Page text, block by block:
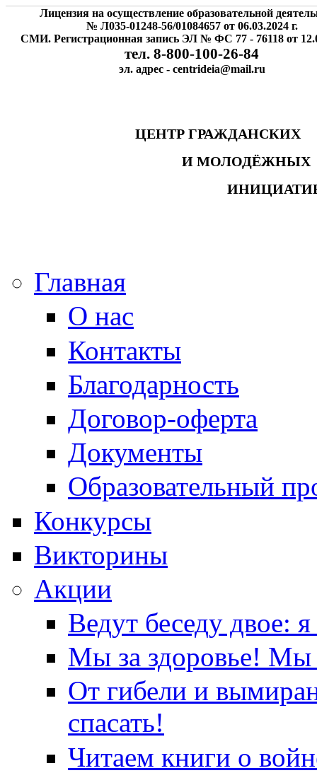
Лицензия на осуществление образовательной
№ Л035-01248-56/01084657 от 06.03.2024 г.
СМИ. Регистрационная запись ЭЛ № ФС 77 - 76118 от
тел. 8-800-100-26-84
эл. адрес - centrideia@mail.ru
ЦЕНТР
И
Главная
О нас
Контакты
Благодарность
Договор-оферта
Документы
Образовательный
Конкурсы
Викторины
Акции
Ведут беседу двое:
Мы за здоровье! Мы
От гибели и
спасать!
Читаем книги о